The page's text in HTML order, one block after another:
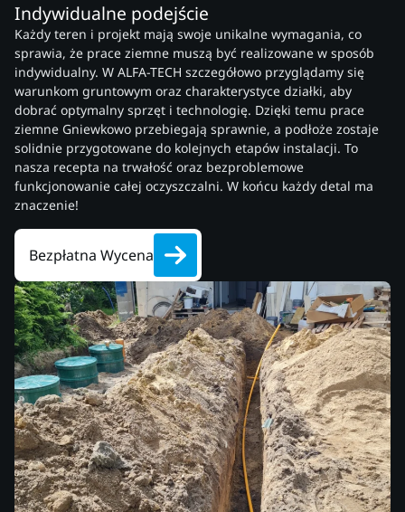
Indywidualne podejście
Każdy teren i projekt mają swoje unikalne wymagania, co
sprawia, że prace ziemne muszą być realizowane w sposób
indywidualny. W ALFA-TECH szczegółowo przyglądamy się
warunkom gruntowym oraz charakterystyce działki, aby
dobrać optymalny sprzęt i technologię. Dzięki temu prace
ziemne Gniewkowo przebiegają sprawnie, a podłoże zostaje
solidnie przygotowane do kolejnych etapów instalacji. To
nasza recepta na trwałość oraz bezproblemowe
funkcjonowanie całej oczyszczalni. W końcu każdy detal ma
znaczenie!
Bezpłatna Wycena